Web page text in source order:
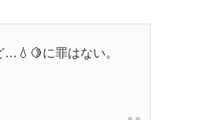
に罪はない。